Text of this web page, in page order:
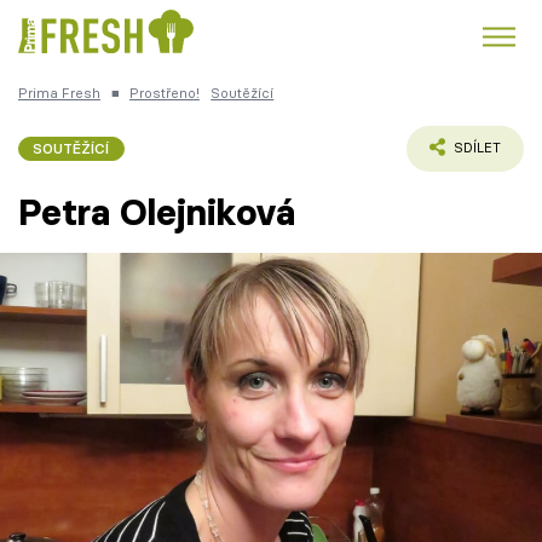
Česká kuchyně
Témata
Recepty
Články
TV Program
Prima Fresh ■ Prostřeno! Soutěžící
SOUTĚŽÍCÍ SDÍLET
Petra Olejniková